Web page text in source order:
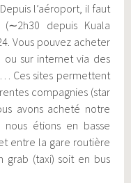
l’aéroport, il faut
depuis Kuala
Vous pouvez acheter
sur internet via des
Ces sites permettent
compagnies (star
avons acheté notre
étions en basse
entre la gare routière
(taxi) soit en bus